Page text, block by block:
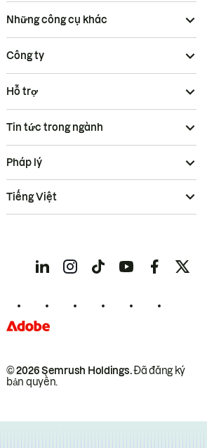
Những công cụ khác
Công ty
Hỗ trợ
Tin tức trong ngành
© 2026 Semrush Holdings.Đã đăng ký
bản quyền.
Pháp lý
Tiếng Việt